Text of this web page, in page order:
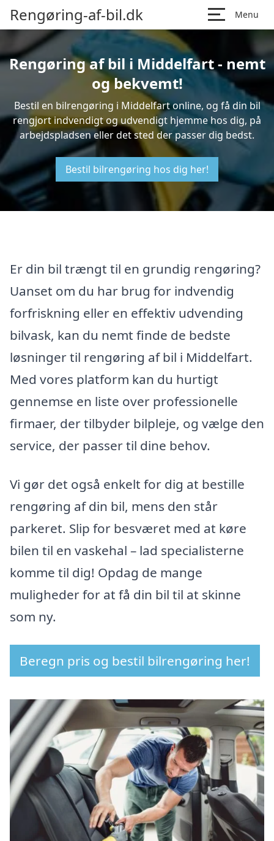
Rengøring-af-bil.dk Menu
Rengøring af bil i Middelfart - nemt
og bekvemt!
Bestil en bilrengøring i Middelfart online, og få din bil
rengjort indvendigt og udvendigt hjemme hos dig, på
arbejdspladsen eller det sted der passer dig bedst.
Bestil bilrengøring hos dig her!
Er din bil trængt til en grundig rengøring?
Uanset om du har brug for indvendig
forfriskning eller en effektiv udvending
bilvask, kan du nemt finde de bedste
løsninger til rengøring af bil i Middelfart.
Med vores platform kan du hurtigt
gennemse en liste over professionelle
firmaer, der tilbyder bilpleje, og vælge den
service, der passer til dine behov.
Vi gør det også enkelt for dig at bestille
rengøring af din bil, mens den står
parkeret. Slip for besværet med at køre
bilen til en vaskehal – lad specialisterne
komme til dig! Opdag de mange
muligheder for at få din bil til at skinne
som ny.
Beregn pris og bestil bilrengøring her!